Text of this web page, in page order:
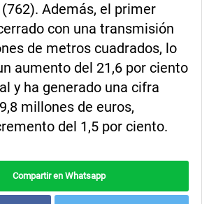
Además, el primer
con una transmisión
de metros cuadrados, lo
aumento del 21,6 por ciento
y ha generado una cifra
millones de euros,
del 1,5 por ciento.
Compartir en Whatsapp